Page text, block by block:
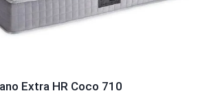
Extra HR Coco 710